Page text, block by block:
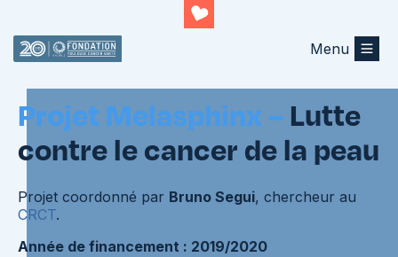
Menu
Projet Melasphinx – Lutte
contre le cancer de la peau
Projet coordonné par Bruno Segui, chercheur au
CRCT.
Année de financement : 2019/2020